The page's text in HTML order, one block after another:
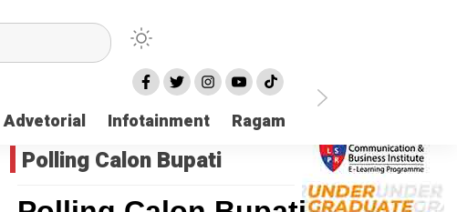
Advetorial Infotainment Ragam
Polling Calon Bupati